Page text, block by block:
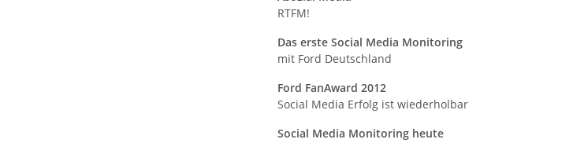
RTFM!
Das erste Social Media Monitoring
mit Ford Deutschland
Ford FanAward 2012
Social Media Erfolg ist wiederholbar
Social Media Monitoring heute